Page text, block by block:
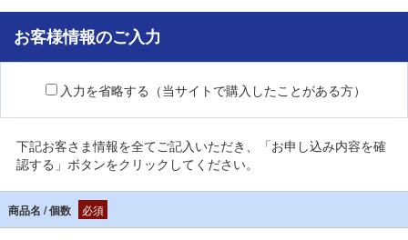
お客様情報のご入力
入力を省略する（当サイトで購入したことがある方）
下記お客さま情報を全てご記入いただき、「お申し込み内容を確
認する」ボタンをクリックしてください。
商品名 / 個数 必須